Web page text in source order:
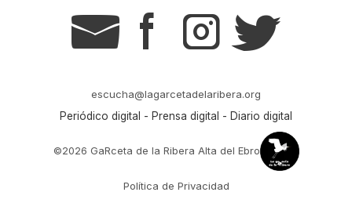
g s t r
escucha@lagarcetadelaribera.org
Periódico digital - Prensa digital - Diario digital
©2026 GaRceta de la Ribera Alta del Ebro
Política de Privacidad